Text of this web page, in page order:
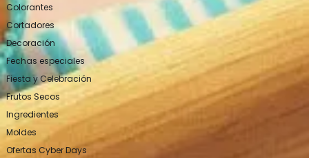
Colorantes
Cortadores
Decoración
Fechas especiales
Fiesta y Celebración
Frutos Secos
Ingredientes
Moldes
Ofertas Cyber Days